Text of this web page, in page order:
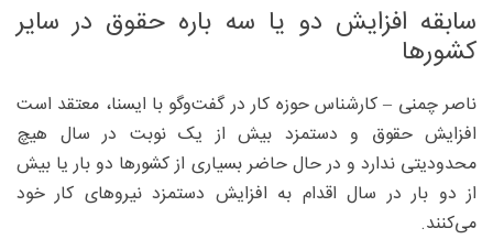
سابقه افزایش دو یا سه باره حقوق در سایر
کشورها
ناصر چمنی – کارشناس حوزه کار در گفت‌وگو با ایسنا، معتقد است
افزایش حقوق و دستمزد بیش از یک نوبت در سال هیچ
محدودیتی ندارد و در حال حاضر بسیاری از کشورها دو بار یا بیش
از دو بار در سال اقدام به افزایش دستمزد نیروهای کار خود
می‌کنند.